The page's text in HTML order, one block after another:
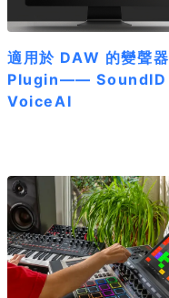
適用於 DAW 的變聲器
Plugin—— SoundID
VoiceAI